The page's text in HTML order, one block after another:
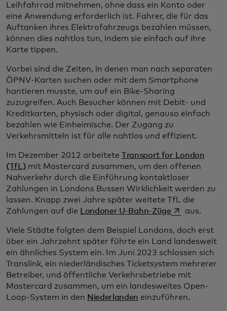
Leihfahrrad mitnehmen, ohne dass ein Konto oder
eine Anwendung erforderlich ist. Fahrer, die für das
Auftanken ihres Elektrofahrzeugs bezahlen müssen,
können dies nahtlos tun, indem sie einfach auf ihre
Karte tippen.
Vorbei sind die Zeiten, in denen man nach separaten
ÖPNV-Karten suchen oder mit dem Smartphone
hantieren musste, um auf ein Bike-Sharing
zuzugreifen. Auch Besucher können mit Debit- und
Kreditkarten, physisch oder digital, genauso einfach
bezahlen wie Einheimische. Der Zugang zu
Verkehrsmitteln ist für alle nahtlos und effizient.
Im Dezember 2012 arbeitete Transport for London
(TfL) mit Mastercard zusammen, um den offenen
Nahverkehr durch die Einführung kontaktloser
Zahlungen in Londons Bussen Wirklichkeit werden zu
lassen. Knapp zwei Jahre später weitete TfL die
Zahlungen auf die Londoner U-Bahn-Zügewird in einer
aus.
Viele Städte folgten dem Beispiel Londons, doch erst
über ein Jahrzehnt später führte ein Land landesweit
ein ähnliches System ein. Im Juni 2023 schlossen sich
Translink, ein niederländisches Ticketsystem mehrerer
Betreiber, und öffentliche Verkehrsbetriebe mit
Mastercard zusammen, um ein landesweites Open-
Loop-System in den Niederlanden einzuführen.